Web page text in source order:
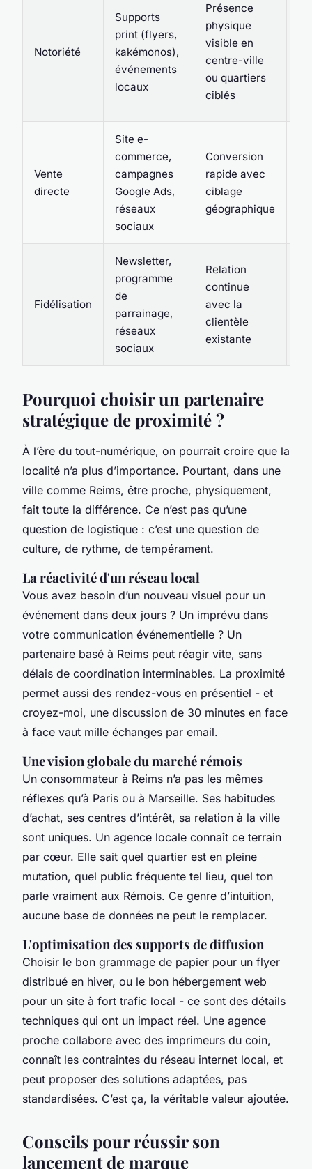
Notoriété
Supports
print (flyers,
kakémonos),
événements
locaux
Présence
physique
visible en
centre-ville
ou quartiers
ciblés
Vente
directe
Site e-
commerce,
campagnes
Google Ads,
réseaux
sociaux
Conversion
rapide avec
ciblage
géographique
Fidélisation
Newsletter,
programme
de
parrainage,
réseaux
sociaux
Relation
continue
avec la
clientèle
existante
Pourquoi choisir un partenaire
stratégique de proximité ?
À l’ère du tout-numérique, on pourrait croire que la
localité n’a plus d’importance. Pourtant, dans une
ville comme Reims, être proche, physiquement,
fait toute la différence. Ce n’est pas qu’une
question de logistique : c’est une question de
culture, de rythme, de tempérament.
La réactivité d'un réseau local
Vous avez besoin d’un nouveau visuel pour un
événement dans deux jours ? Un imprévu dans
votre communication événementielle ? Un
partenaire basé à Reims peut réagir vite, sans
délais de coordination interminables. La proximité
permet aussi des rendez-vous en présentiel - et
croyez-moi, une discussion de 30 minutes en face
à face vaut mille échanges par email.
Une vision globale du marché rémois
Un consommateur à Reims n’a pas les mêmes
réflexes qu’à Paris ou à Marseille. Ses habitudes
d’achat, ses centres d’intérêt, sa relation à la ville
sont uniques. Un agence locale connaît ce terrain
par cœur. Elle sait quel quartier est en pleine
mutation, quel public fréquente tel lieu, quel ton
parle vraiment aux Rémois. Ce genre d’intuition,
aucune base de données ne peut le remplacer.
L'optimisation des supports de diffusion
Choisir le bon grammage de papier pour un flyer
distribué en hiver, ou le bon hébergement web
pour un site à fort trafic local - ce sont des détails
techniques qui ont un impact réel. Une agence
proche collabore avec des imprimeurs du coin,
connaît les contraintes du réseau internet local, et
peut proposer des solutions adaptées, pas
standardisées. C’est ça, la véritable valeur ajoutée.
Conseils pour réussir son
lancement de marque